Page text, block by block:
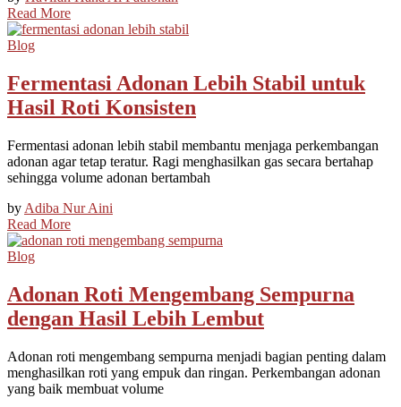
Read More
Blog
Fermentasi Adonan Lebih Stabil untuk
Hasil Roti Konsisten
Fermentasi adonan lebih stabil membantu menjaga perkembangan
adonan agar tetap teratur. Ragi menghasilkan gas secara bertahap
sehingga volume adonan bertambah
by Adiba Nur Aini
Read More
Blog
Adonan Roti Mengembang Sempurna
dengan Hasil Lebih Lembut
Adonan roti mengembang sempurna menjadi bagian penting dalam
menghasilkan roti yang empuk dan ringan. Perkembangan adonan
yang baik membuat volume